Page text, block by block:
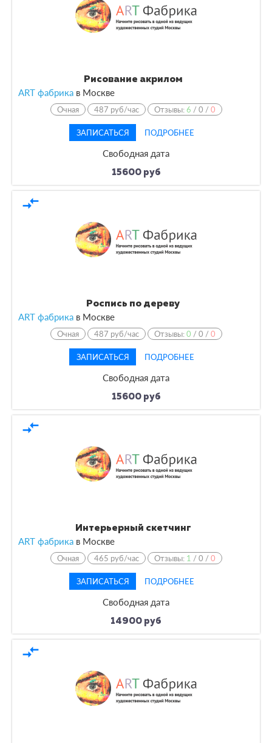
Рисование акрилом
ART фабрика в Москве
Очная 487 руб/час Отзывы:6 /0 /0
ЗАПИСАТЬСЯ ПОДРОБНЕЕ
Свободная дата
15600 руб
compare_arrows
Роспись по дереву
ART фабрика в Москве
Очная 487 руб/час Отзывы:0 /0 /0
ЗАПИСАТЬСЯ ПОДРОБНЕЕ
Свободная дата
15600 руб
compare_arrows
Интерьерный скетчинг
ART фабрика в Москве
Очная 465 руб/час Отзывы: 1 /0 /0
ЗАПИСАТЬСЯ ПОДРОБНЕЕ
Свободная дата
14900 руб
compare_arrows